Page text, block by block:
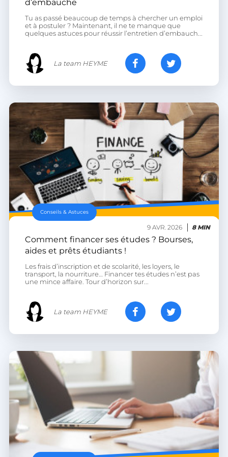
d’embauche
Tu as passé beaucoup de temps à chercher un emploi
et à postuler ? Maintenant, il ne te manque que
quelques astuces pour réussir l’entretien d’embauch...
La team HEYME
9 AVR. 2026 8 MIN
Conseils & Astuces
Comment financer ses études ? Bourses,
aides et prêts étudiants !
Les frais d’inscription et de scolarité, les loyers, le
transport, la nourriture… Financer tes études n’est pas
une mince affaire. Tour d’horizon sur...
La team HEYME
XSRF-TOKEN .heyme.care
__lc_cst
On Direct Business
.accounts.livechatinc.com
heyme_session .heyme.care
PERSISTID
worldpass.heyme.care
__oauth_redirect_detector
accounts.livechatinc.com
CookieScriptConsent
CookieScript
VISITOR_PRIVACY_METADATA
YouTube
.youtube.com